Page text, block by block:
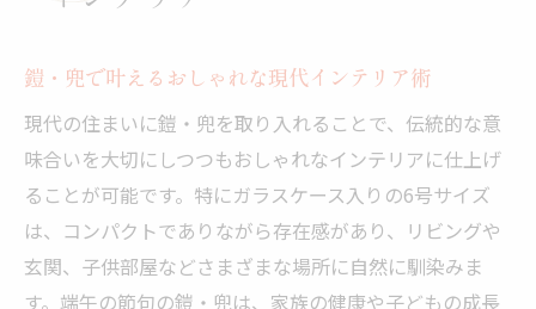
鎧・兜で叶えるおしゃれな現代インテリア術
現代の住まいに鎧・兜を取り入れることで、伝統的な意
味合いを大切にしつつもおしゃれなインテリアに仕上げ
ることが可能です。特にガラスケース入りの6号サイズ
は、コンパクトでありながら存在感があり、リビングや
玄関、子供部屋などさまざまな場所に自然に馴染みま
す。端午の節句の鎧・兜は、家族の健康や子どもの成長